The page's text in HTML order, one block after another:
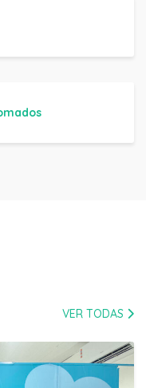
VER TODAS